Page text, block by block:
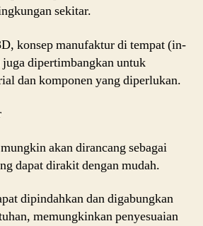
sekitar.
konsep manufaktur di tempat (in-
dipertimbangkan untuk
dan komponen yang diperlukan.
akan dirancang sebagai
dapat dirakit dengan mudah.
dipindahkan dan digabungkan
memungkinkan penyesuaian